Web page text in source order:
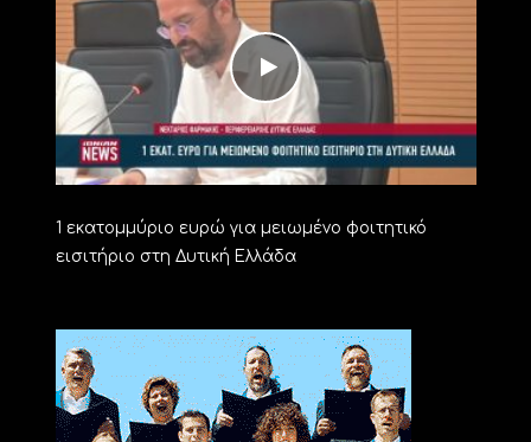
1 εκατομμύριο ευρώ για μειωμένο φοιτητικό
εισιτήριο στη Δυτική Ελλάδα